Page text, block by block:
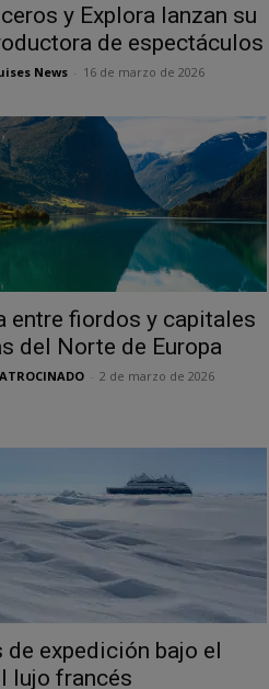
y Explora lanzan su
de espectáculos
News 16 de marzo de 2026
entre fiordos y capitales
del Norte de Europa
2 de marzo de 2026
de expedición bajo el
lujo francés